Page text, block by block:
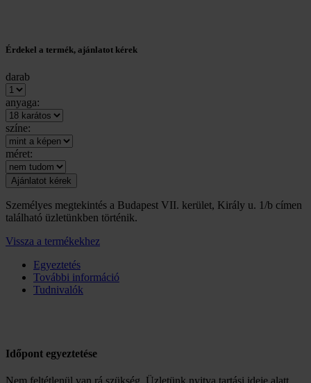
Érdekel a termék, ajánlatot kérek
darab
anyaga:
színe:
méret:
Személyes megtekintés a Budapest VII. kerület, Király u. 1/b címen
található üzletünkben történik.
Vissza a termékekhez
Egyeztetés
További információ
Tudnivalók
Időpont egyeztetése
Nem feltétlenül van rá szükség. Üzletünk nyitva tartási ideje alatt